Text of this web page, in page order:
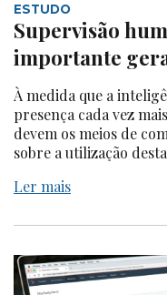
ESTUDO
Supervisão
importante
À medida que a
presença cada vez
devem os meios de
sobre a utilização
Ler mais